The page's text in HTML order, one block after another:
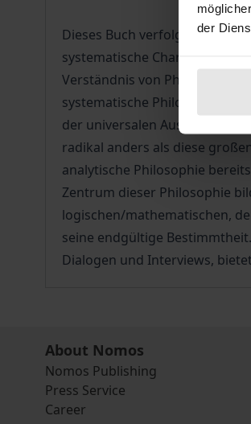
der
Dieses Buch verfolgt das
systematische Charakter
Verständnis von Philosophie
systematische Philosophie
der universalen Ausrichtung
radikal anders als diese
analytische Philosophie
Zentrum dieser Philosophie
logischen/mathematischen,
seine endgültige
Dialogen und Interviews,
About Nomos
Nomos Publishing
Press Service
Career